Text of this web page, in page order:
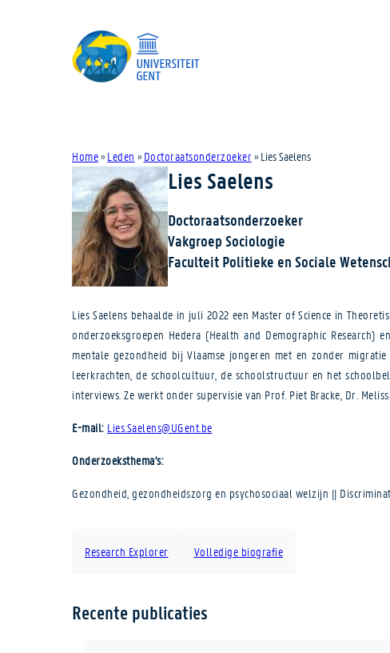
Home» Leden » Doctoraatsonderzoeker» Lies Saelens
Lies Saelens
Doctoraatsonderzoeker
Vakgroep Sociologie
Faculteit Politieke en Sociale
Lies Saelens behaalde in juli 2022 een Master of Science in
onderzoeksgroepen Hedera (Health and Demographic
mentale gezondheid bij Vlaamse jongeren met en zonder
leerkrachten, de schoolcultuur, de schoolstructuur en het
interviews. Ze werkt onder supervisie van Prof. Piet Bracke, Dr.
E-mail: Lies.Saelens@UGent.be
Onderzoeksthema's:
Gezondheid, gezondheidszorg en psychosociaal welzijn ||
Research Explorer Volledige biografie
Recente publicaties